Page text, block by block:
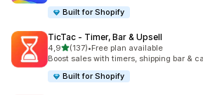
Built for Shopify
TicTac ‑ Timer, Bar & Upsell
4,9stelle su 5
(137)
137 recensioni totali
•Free plan available
Boost sales with timers, shipping bar &
Built for Shopify